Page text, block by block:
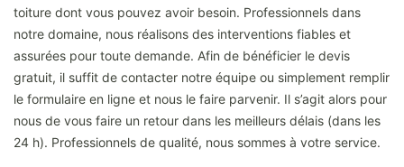
toiture dont vous pouvez avoir besoin. Professionnels dans
notre domaine, nous réalisons des interventions fiables et
assurées pour toute demande. Afin de bénéficier le devis
gratuit, il suffit de contacter notre équipe ou simplement remplir
le formulaire en ligne et nous le faire parvenir. Il s’agit alors pour
nous de vous faire un retour dans les meilleurs délais (dans les
24 h). Professionnels de qualité, nous sommes à votre service.